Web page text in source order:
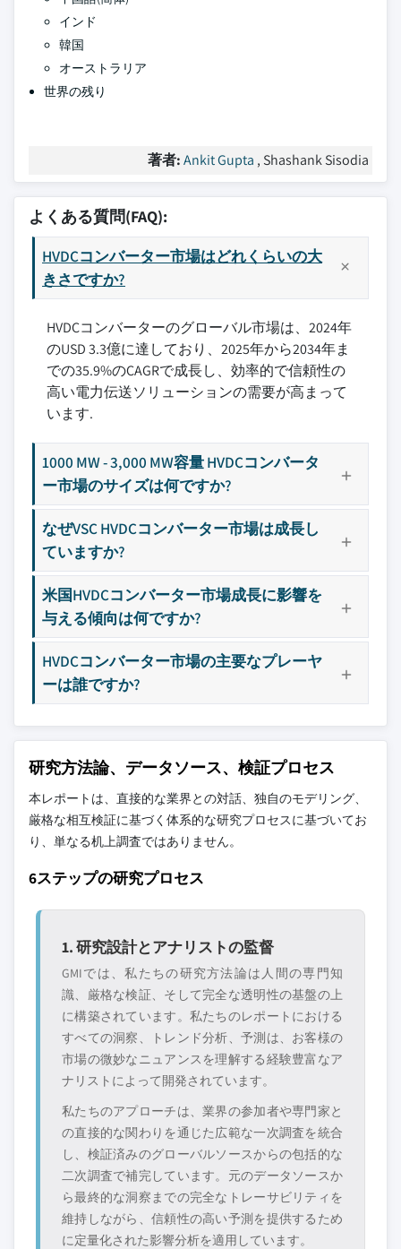
インド
韓国
オーストラリア
世界の残り
著者:Ankit Gupta , Shashank Sisodia
よくある質問(FAQ):
HVDCコンバーター市場はどれくらいの大
きさですか?
HVDCコンバーターのグローバル市場は、2024年
のUSD 3.3億に達しており、2025年から2034年ま
での35.9%のCAGRで成長し、効率的で信頼性の
高い電力伝送ソリューションの需要が高まって
います.
1000 MW - 3,000 MW容量 HVDCコンバータ
ー市場のサイズは何ですか?
なぜVSC HVDCコンバーター市場は成長し
ていますか?
米国HVDCコンバーター市場成長に影響を
与える傾向は何ですか?
HVDCコンバーター市場の主要なプレーヤ
ーは誰ですか?
研究方法論、データソース、検証プロセス
本レポートは、直接的な業界との対話、独自のモデリング、
厳格な相互検証に基づく体系的な研究プロセスに基づいてお
り、単なる机上調査ではありません。
6ステップの研究プロセス
1. 研究設計とアナリストの監督
GMIでは、私たちの研究方法論は人間の専門知
識、厳格な検証、そして完全な透明性の基盤の上
に構築されています。私たちのレポートにおける
すべての洞察、トレンド分析、予測は、お客様の
市場の微妙なニュアンスを理解する経験豊富なア
ナリストによって開発されています。
私たちのアプローチは、業界の参加者や専門家と
の直接的な関わりを通じた広範な一次調査を統合
し、検証済みのグローバルソースからの包括的な
二次調査で補完しています。元のデータソースか
ら最終的な洞察までの完全なトレーサビリティを
維持しながら、信頼性の高い予測を提供するため
に定量化された影響分析を適用しています。